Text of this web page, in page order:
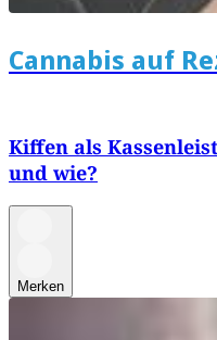
Cannabis auf
Kiffen als
und wie?
Merken